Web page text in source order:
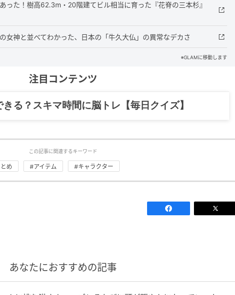
った！樹高62.3m・20階建てビル相当に育った『花脊の三本杉』
女神と並べてわかった、日本の「牛久大仏」の異常なデカさ
※GLAMに移動します
注目コンテンツ
る？スキマ時間に脳トレ【毎日クイズ】
この記事に関連するキーワード
め #アイテム #キャラクター
あなたにおすすめの記事